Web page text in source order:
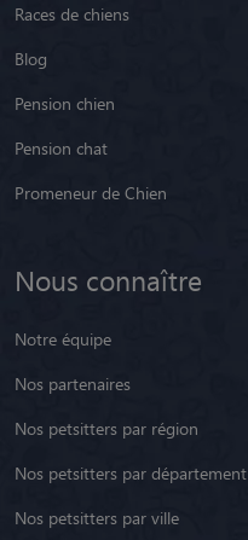
Races de chiens
Blog
Pension chien
Pension chat
Promeneur de Chien
Nous connaître
Notre équipe
Nos partenaires
Nos petsitters par région
Nos petsitters par département
Nos petsitters par ville